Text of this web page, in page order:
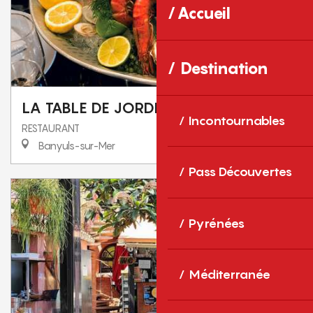
Accueil
Destination
Incontournables
Pass Découvertes
Pyrénées
Méditerranée
LA TABLE DE JORDI
RESTAURANT
Banyuls-sur-Mer